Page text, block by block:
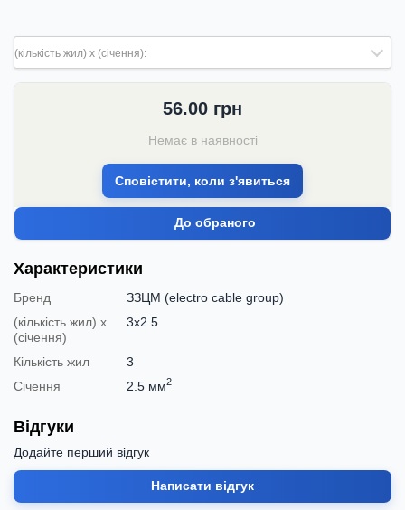
(кількість жил) х (січення):
56.00 грн
Немає в наявності
Сповістити, коли з'явиться
До обраного
Характеристики
Бренд
ЗЗЦМ (electro cable group)
(кількість жил) х
(січення)
3х2.5
Кількість жил
3
Січення
2.5 мм2
Відгуки
Додайте перший відгук
Написати відгук